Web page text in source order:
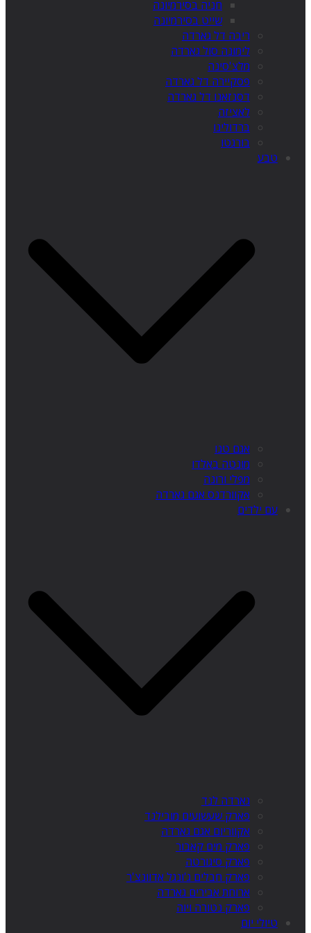
חניה בסירמיונה
שייט בסירמיונה
ריבה דל גארדה
לימונה סול גארדה
מלצ'סינה
פסקיירה דל גארדה
דסנזאנו דל גארדה
לאציזה
ברדולינו
בורגטו
טבע
אגם טנו
מונטה באלדו
מפלי ורונה
אקוורדנס אגם גארדה
עם ילדים
גארדה לנד
פארק שעשועים מובילנד
אקווריום אגם גארדה
פארק מים קאבור
פארק סיגורטה
פארק חבלים ג'ונגל אדוונצ'ר
ארוחת אבירים גארדה
פארק נטורה ויוה
טיולי יום